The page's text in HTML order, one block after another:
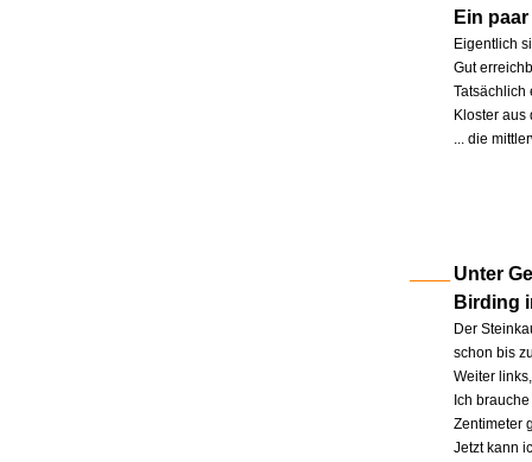
Ein
Eigentlich
Gut
Tatsächlich
Kloster
... die
Unter
Birding
Der
schon bis
Weiter
Ich
Zentimeter
Jetzt kann